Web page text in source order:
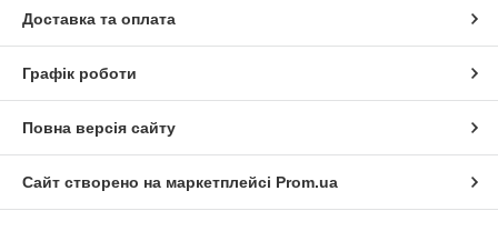
Доставка та оплата
Графік роботи
Повна версія сайту
Сайт створено на маркетплейсі Prom.ua